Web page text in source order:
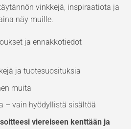
vinkkejä, inspiraatiota ja
näy muille.
ja ennakkotiedot
ja tuotesuosituksia
muita
– vain hyödyllistä sisältöä
viereiseen kenttään ja